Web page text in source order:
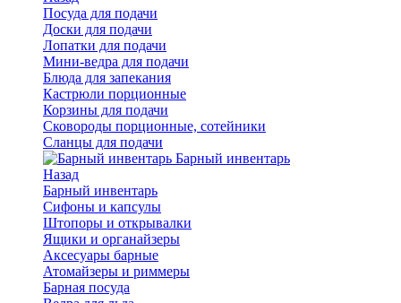
Посуда для подачи
Доски для подачи
Лопатки для подачи
Мини-ведра для подачи
Блюда для запекания
Кастрюли порционные
Корзины для подачи
Сковороды порционные, сотейники
Сланцы для подачи
Барный инвентарь
Назад
Барный инвентарь
Сифоны и капсулы
Штопоры и открывалки
Ящики и органайзеры
Аксесуары барные
Атомайзеры и риммеры
Барная посуда